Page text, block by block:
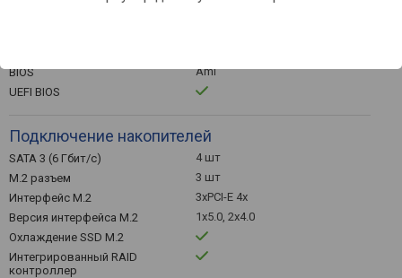
BIOS
Ami
UEFI BIOS
Подключение накопителей
SATA 3 (6 Гбит/с)
4 шт
M.2 разъем
3 шт
Интерфейс M.2
3xPCI-E 4x
Версия интерфейса M.2
1x5.0, 2x4.0
Охлаждение SSD M.2
Интегрированный RAID
контроллер